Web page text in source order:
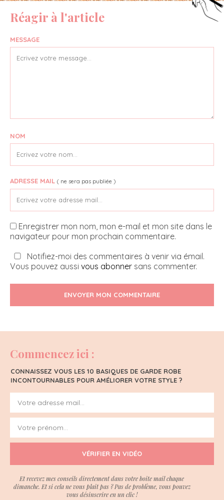
Réagir à l'article
MESSAGE
NOM
ADRESSE MAIL ( ne sera pas publiée )
Enregistrer mon nom, mon e-mail et mon site dans le
navigateur pour mon prochain commentaire.
Notifiez-moi des commentaires à venir via émail.
Vous pouvez aussi vous abonner sans commenter.
ENVOYER MON COMMENTAIRE
Commencez ici :
CONNAISSEZ VOUS LES 10 BASIQUES DE GARDE ROBE
INCONTOURNABLES POUR AMÉLIORER VOTRE STYLE ?
VÉRIFIER EN VIDÉO
Et recevez mes conseils directement dans votre boite mail chaque
dimanche. Et si cela ne vous plait pas ? Pas de problème, vous pouvez
vous désinscrire en un clic !